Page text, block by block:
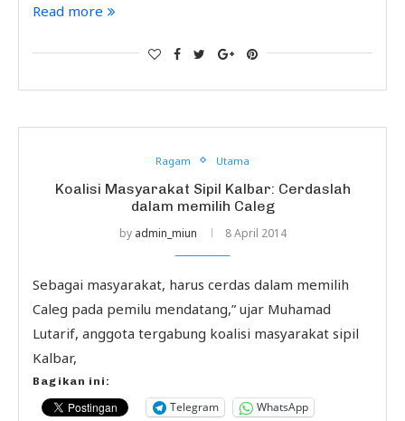
Read more
Ragam Utama
Koalisi Masyarakat Sipil Kalbar: Cerdaslah
dalam memilih Caleg
by admin_miun 8 April 2014
Sebagai masyarakat, harus cerdas dalam memilih
Caleg pada pemilu mendatang,” ujar Muhamad
Lutarif, anggota tergabung koalisi masyarakat sipil
Kalbar,
Bagikan ini:
Telegram WhatsApp